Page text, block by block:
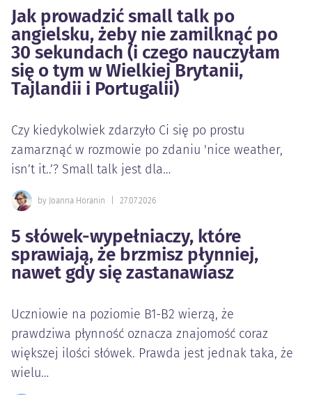
Jak prowadzić small talk po
angielsku, żeby nie zamilknąć po
30 sekundach (i czego nauczyłam
się o tym w Wielkiej Brytanii,
Tajlandii i Portugalii)
Czy kiedykolwiek zdarzyło Ci się po prostu
zamarznąć w rozmowie po zdaniu 'nice weather,
isn’t it..’? Small talk jest dla…
by Joanna Horanin 27.07.2026
5 słówek-wypełniaczy, które
sprawiają, że brzmisz płynniej,
nawet gdy się zastanawiasz
Uczniowie na poziomie B1-B2 wierzą, że
prawdziwa płynność oznacza znajomość coraz
większej ilości słówek. Prawda jest jednak taka, że
wielu…